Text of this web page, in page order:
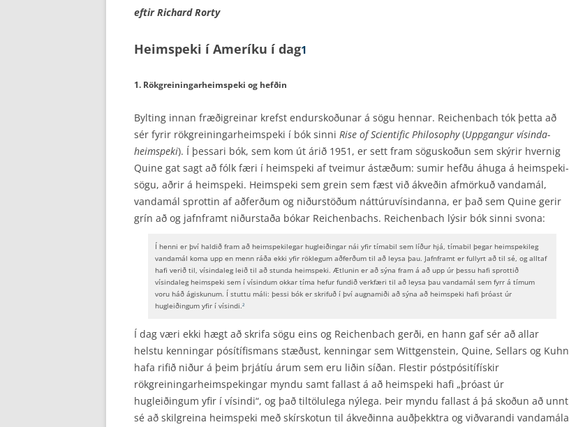
eftir Richard Rorty
Heimspeki í Ameríku í dag1
1. Rökgreiningarheimspeki og hefðin
Bylting innan fræðigreinar krefst endurskoðunar á sögu hennar. Reichenbach tók þetta að
sér fyrir rökgreiningarheimspeki í bók sinni Rise of Scientific Philosophy(Uppgangur vísinda­
heimspeki). Í þessari bók, sem kom út árið 1951, er sett fram söguskoðun sem skýrir hvernig
Quine gat sagt að fólk færi í heimspeki af tveimur ástæðum: sumir hefðu áhuga á heimspeki­
sögu, aðrir á heimspeki. Heimspeki sem grein sem fæst við ákveðin afmörkuð vandamál,
vanda­mál sprottin af aðferðum og niðurstöðum náttúruvísindanna, er það sem Quine gerir
grín að og jafnframt niðurstaða bókar Reichenbachs. Reichenbach lýsir bók sinni svona:
Í henni er því haldið fram að heimspekilegar hugleiðingar nái yfir tímabil sem líður hjá, tímabil þegar heimspekileg
vandamál koma upp en menn ráða ekki yfir röklegum aðferðum til að leysa þau. Jafnframt er fullyrt að til sé, og alltaf
hafi verið til, vísindaleg leið til að stunda heimspeki. Ætlunin er að sýna fram á að upp úr þessu hafi sprottið
vísindaleg heimspeki sem í vísindum okkar tíma hefur fundið verkfæri til að leysa þau vandamál sem fyrr á tímum
voru háð ágiskunum. Í stuttu máli: þessi bók er skrifuð í því augnamiði að sýna að heimspeki hafi þróast úr
hugleiðingum yfir í vísindi.2
Í dag væri ekki hægt að skrifa sögu eins og Reichenbach gerði, en hann gaf sér að allar
helstu kenningar pósítífismans stæðust, kenningar sem Wittgenstein, Quine, Sellars og Kuhn
hafa rifið niður á þeim þrjátíu árum sem eru liðin síðan. Flestir póstpósitífískir
rökgreiningarheimspekingar myndu samt fallast á að heimspeki hafi „þróast úr
hugleiðingum yfir í vísindi“, og það tiltölulega nýlega. Þeir myndu fallast á þá skoðun að unnt
sé að skilgreina heimspeki með skírskotun til ákveðinna auðþekktra og viðvarandi vandamála